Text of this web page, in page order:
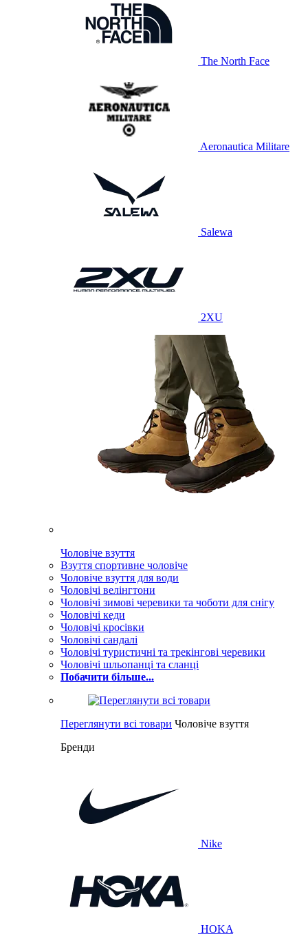
The North Face
Aeronautica Militare
Salewa
2XU
Чоловіче взуття
Взуття спортивне чоловіче
Чоловіче взуття для води
Чоловічі велінгтони
Чоловічі зимові черевики та чоботи для снігу
Чоловічі кеди
Чоловічі кросівки
Чоловічі сандалі
Чоловічі туристичні та трекінгові черевики
Чоловічі шльопанці та сланці
Побачити більше...
Переглянути всі товари Чоловіче взуття
Бренди
Nike
HOKA